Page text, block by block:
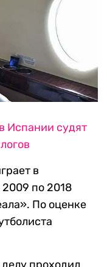
Испании судят
в
по 2018
По оценке
проходил